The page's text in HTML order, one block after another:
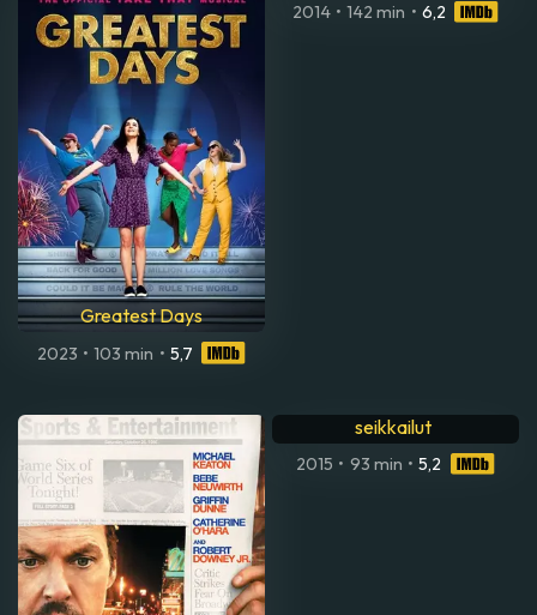
Greatest Days
2023 • 103 min • 5,7
2014 • 142 min • 6,2
seikkailut
2015 • 93 min • 5,2